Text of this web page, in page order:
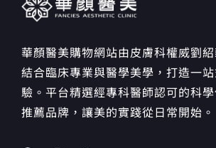
華顏醫美購物網站由皮膚科權威劉紹
結合臨床專業與醫學美學，打造一
驗。平台精選經專科醫師認可的科
推薦品牌，讓美的實踐從日常開始。